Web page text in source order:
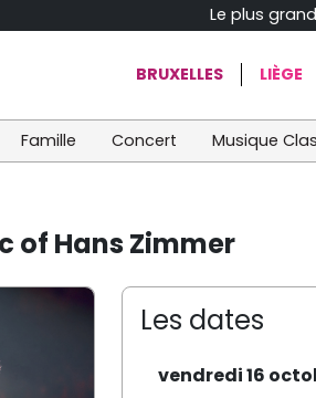
Le plus
BRUXELLES LIÈGE
Famille Concert Musique
of Hans Zimmer
Les dates
vendredi 16